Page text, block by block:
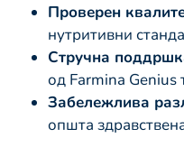
Проверен
нутритивни
Стручна
од Farmina Genius
Забележлива
општа